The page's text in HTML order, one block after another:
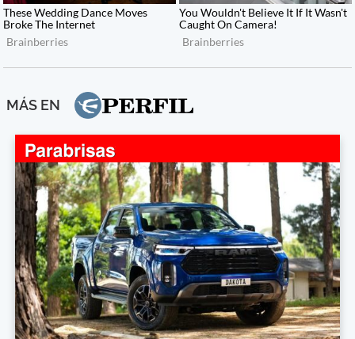
MÁS EN